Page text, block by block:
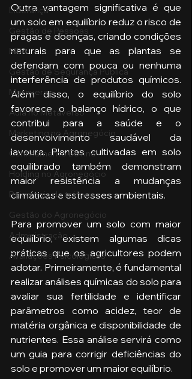
Liderança
Gestão de Pessoas
MBA
Gestão de Segurança Publica
Metaverso
Aula no Metaverso
Marketing no Agronegócio
Confinamento Bovino
Holding no Agronegócio
Psicologia de tráfego
Gestão do Agronegócio
Administração
Avaliações Psicológicas
Outra vantagem significativa é que
um solo em equilíbrio reduz o risco de
pragas e doenças, criando condições
naturais para que as plantas se
defendam com pouca ou nenhuma
interferência de produtos químicos.
Além disso, o equilíbrio do solo
favorece o balanço hídrico, o que
contribui para a saúde e o
desenvolvimento saudável da
lavoura. Plantas cultivadas em solo
equilibrado também demonstram
maior resistência a mudanças
climáticas e estresses ambientais.
Para promover um solo com maior
equilíbrio, existem algumas dicas
práticas que os agricultores podem
adotar. Primeiramente, é fundamental
realizar análises químicas do solo para
avaliar sua fertilidade e identificar
parâmetros como acidez, teor de
matéria orgânica e disponibilidade de
nutrientes. Essa análise servirá como
um guia para corrigir deficiências do
solo e promover um maior equilíbrio.